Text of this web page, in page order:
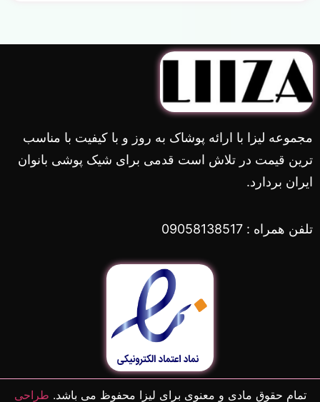
مجموعه لیزا با ارائه پوشاک به روز و با کیفیت با مناسب
ترین قیمت در تلاش است قدمی برای شیک پوشی بانوان
ایران بردارد.
تلفن همراه : 09058138517
تمام حقوق مادی و معنوی برای لیزا محفوظ می باشد. طراحی